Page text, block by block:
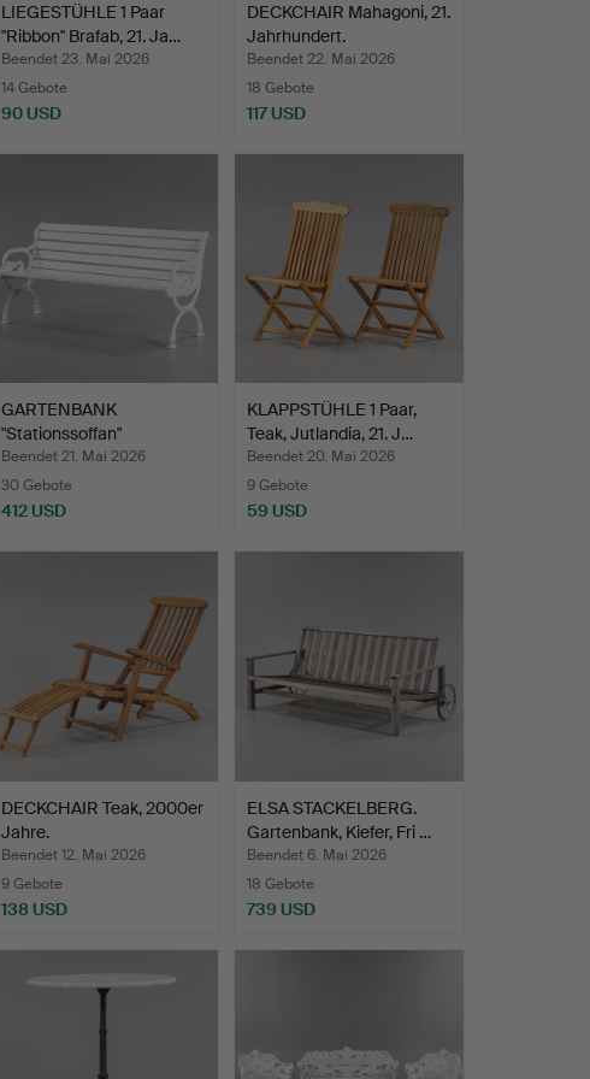
LIEGESTÜHLE 1 Paar
"Ribbon" Brafab, 21. Ja…
Beendet 23. Mai 2026
14 Gebote
90 USD
DECKCHAIR Mahagoni, 21.
Jahrhundert.
Beendet 22. Mai 2026
18 Gebote
117 USD
GARTENBANK
"Stationssoffan"
Seitenteile au…
Beendet 21. Mai 2026
30 Gebote
412 USD
KLAPPSTÜHLE 1 Paar,
Teak, Jutlandia, 21. J…
Beendet 20. Mai 2026
9 Gebote
59 USD
DECKCHAIR Teak, 2000er
Jahre.
Beendet 12. Mai 2026
9 Gebote
138 USD
ELSA STACKELBERG.
Gartenbank, Kiefer, Fri …
Beendet 6. Mai 2026
18 Gebote
739 USD